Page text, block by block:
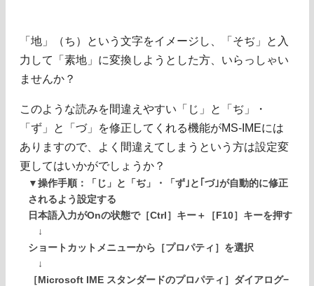
「地」（ち）という文字をイメージし、「そぢ」と入
力して「素地」に変換しようとした方、いらっしゃい
ませんか？
このような読みを間違えやすい「じ」と「ぢ」・
「ず」と「づ」を修正してくれる機能がMS-IMEには
ありますので、よく間違えてしまうという方は設定変
更してはいかがでしょうか？
▼操作手順：「じ」と「ぢ」・「ず｣と｢づ｣が自動的に修正
されるよう設定する
日本語入力がOnの状態で［Ctrl］キー＋［F10］キーを押す
↓
ショートカットメニューから［プロパティ］を選択
↓
［Microsoft IME スタンダードのプロパティ］ダイアログ−